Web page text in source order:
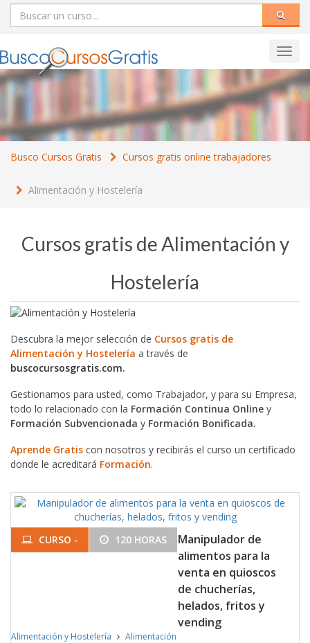
Busco Cursos Gratis Cursos gratis online trabajadores
Alimentación y Hostelería
Cursos gratis de Alimentación y
Hostelería
Descubra la mejor selección de Cursos gratis de
Alimentación y Hostelería a través de
buscocursosgratis.com.
Gestionamos para usted, como Trabajador, y para su Empresa,
todo lo relacionado con la Formación Continua Online y
Formación Subvencionada y Formación Bonificada.
Aprende Gratis con nosotros y recibirás el curso un certificado
donde le acreditará Formación.
CURSO - 120 HORAS
Manipulador de
alimentos para la
venta en quioscos
de chucherías,
helados, fritos y
vending
Alimentación y Hostelería Alimentación